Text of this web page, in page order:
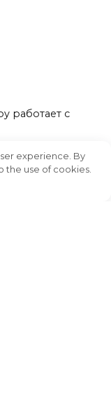
работает с
experience. By
the use of cookies.